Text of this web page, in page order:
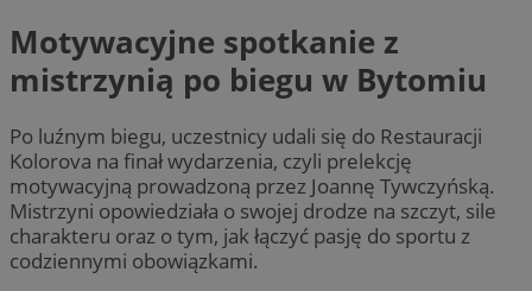
Motywacyjne spotkanie z
mistrzynią po biegu w Bytomiu
Po luźnym biegu, uczestnicy udali się do Restauracji
Kolorova na finał wydarzenia, czyli prelekcję
motywacyjną prowadzoną przez Joannę Tywczyńską.
Mistrzyni opowiedziała o swojej drodze na szczyt, sile
charakteru oraz o tym, jak łączyć pasję do sportu z
codziennymi obowiązkami.